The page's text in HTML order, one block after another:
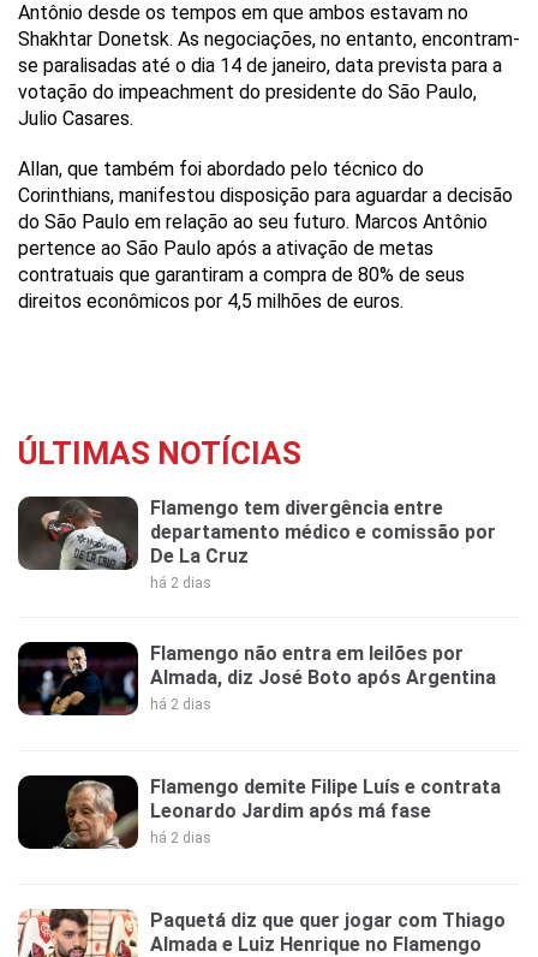
Antônio desde os tempos em que ambos estavam no
Shakhtar Donetsk. As negociações, no entanto, encontram-
se paralisadas até o dia 14 de janeiro, data prevista para a
votação do impeachment do presidente do São Paulo,
Julio Casares.
Allan, que também foi abordado pelo técnico do
Corinthians, manifestou disposição para aguardar a decisão
do São Paulo em relação ao seu futuro. Marcos Antônio
pertence ao São Paulo após a ativação de metas
contratuais que garantiram a compra de 80% de seus
direitos econômicos por 4,5 milhões de euros.
ÚLTIMAS NOTÍCIAS
Flamengo tem divergência entre
departamento médico e comissão por
De La Cruz
há 2 dias
Flamengo não entra em leilões por
Almada, diz José Boto após Argentina
há 2 dias
Flamengo demite Filipe Luís e contrata
Leonardo Jardim após má fase
há 2 dias
Paquetá diz que quer jogar com Thiago
Almada e Luiz Henrique no Flamengo